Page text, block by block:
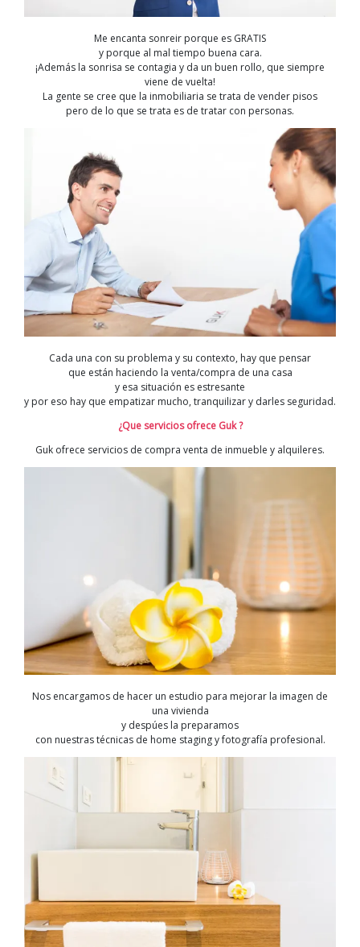
Me encanta sonreir porque es GRATIS
y porque al mal tiempo buena cara.
¡Además la sonrisa se contagia y da un buen rollo, que siempre
viene de vuelta!
La gente se cree que la inmobiliaria se trata de vender pisos
pero de lo que se trata es de tratar con personas.
Cada una con su problema y su contexto, hay que pensar
que están haciendo la venta/compra de una casa
y esa situación es estresante
y por eso hay que empatizar mucho, tranquilizar y darles seguridad.
¿Que servicios ofrece Guk ?
Guk ofrece servicios de compra venta de inmueble y alquileres.
Nos encargamos de hacer un estudio para mejorar la imagen de
una vivienda
y despúes la preparamos
con nuestras técnicas de home staging y fotografía profesional.